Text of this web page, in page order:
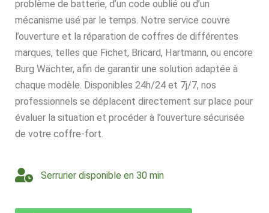
problème de batterie, d’un code oublié ou d’un
mécanisme usé par le temps. Notre service couvre
l’ouverture et la réparation de coffres de différentes
marques, telles que Fichet, Bricard, Hartmann, ou encore
Burg Wächter, afin de garantir une solution adaptée à
chaque modèle. Disponibles 24h/24 et 7j/7, nos
professionnels se déplacent directement sur place pour
évaluer la situation et procéder à l’ouverture sécurisée
de votre coffre-fort.
Serrurier disponible en 30 min